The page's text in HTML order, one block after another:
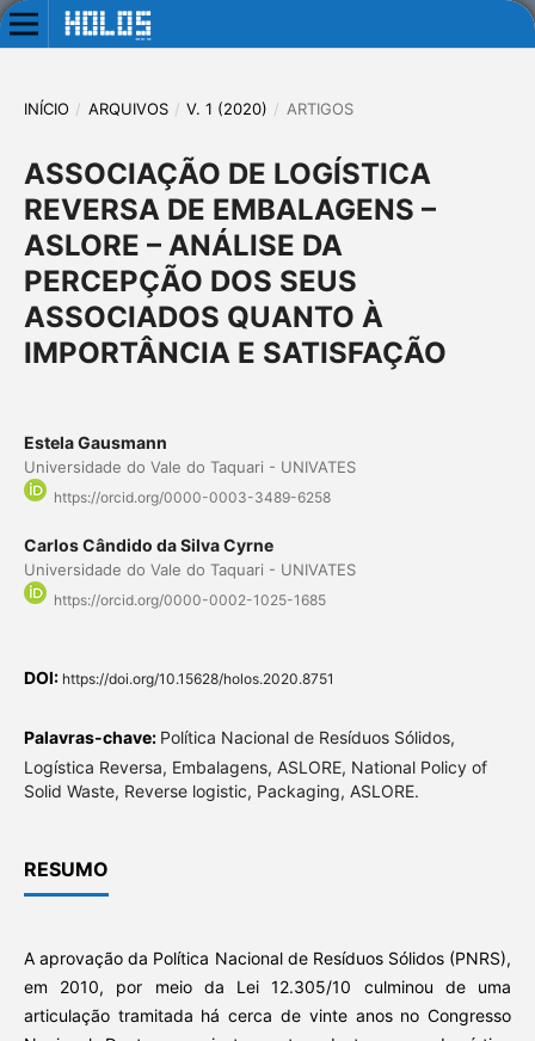
INÍCIO / ARQUIVOS / V. 1 (2020) / ARTIGOS
ASSOCIAÇÃO DE LOGÍSTICA
REVERSA DE EMBALAGENS –
ASLORE – ANÁLISE DA
PERCEPÇÃO DOS SEUS
ASSOCIADOS QUANTO À
IMPORTÂNCIA E SATISFAÇÃO
Estela Gausmann
Universidade do Vale do Taquari - UNIVATES
https://orcid.org/0000-0003-3489-6258
Carlos Cândido da Silva Cyrne
Universidade do Vale do Taquari - UNIVATES
https://orcid.org/0000-0002-1025-1685
DOI: https://doi.org/10.15628/holos.2020.8751
Palavras-chave: Política Nacional de Resíduos Sólidos,
Logística Reversa, Embalagens, ASLORE, National Policy of
Solid Waste, Reverse logistic, Packaging, ASLORE.
RESUMO
A aprovação da Política Nacional de Resíduos Sólidos (PNRS),
em 2010, por meio da Lei 12.305/10 culminou de uma
articulação tramitada há cerca de vinte anos no Congresso